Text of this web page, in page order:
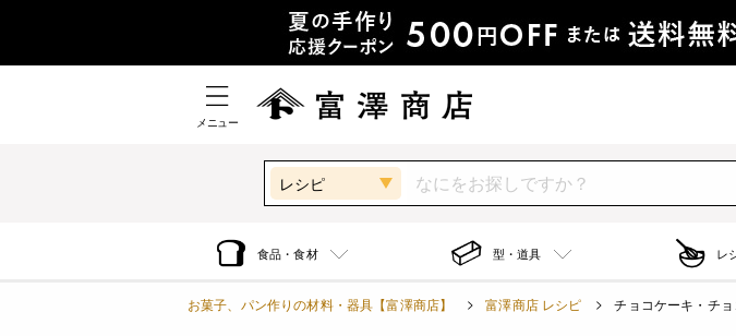
メニュー
レシピ
食品・食材 型・道具 レ
お菓子、パン作りの材料・器具【富澤商店】 富澤商店 レシピ チョコケーキ・チ